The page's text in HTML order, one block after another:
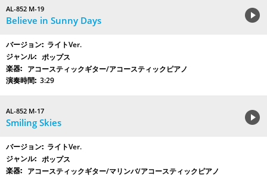
AL-852 M-19
Believe in Sunny Days
ライトVer.
ポップス
アコースティックギター/アコースティックピアノ
3:29
AL-852 M-17
Smiling Skies
ライトVer.
ポップス
アコースティックギター/マリンバ/アコースティックピアノ